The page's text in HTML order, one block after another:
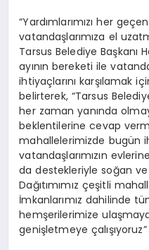
“Yardımlarımızı her
vatandaşlarımıza el
Tarsus Belediye Başkanı
ayının bereketi ile
ihtiyaçlarını karşılamak
belirterek, “Tarsus
her zaman yanında
beklentilerine cevap
mahallelerimizde bugün
vatandaşlarımızın
da destekleriyle soğan ve
Dağıtımımız çeşitli
İmkanlarımız dahilinde
hemşerilerimize ulaşmaya
genişletmeye